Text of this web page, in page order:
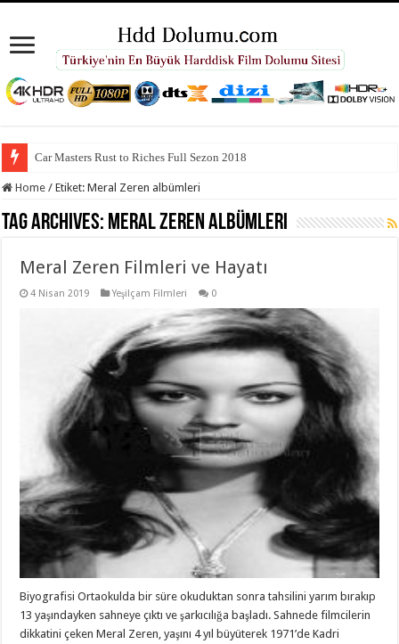
Car Masters Rust to Riches Full Sezon 2018
Home / Etiket:Meral Zeren albümleri
Tag Archives: Meral Zeren albümleri
Meral Zeren Filmleri ve Hayatı
4 Nisan 2019 Yeşilçam Filmleri 0
Biyografisi Ortaokulda bir süre okuduktan sonra tahsilini yarım bırakıp
13 yaşındayken sahneye çıktı ve şarkıcılığa başladı. Sahnede filmcilerin
dikkatini çeken Meral Zeren, yaşını 4 yıl büyüterek 1971’de Kadri